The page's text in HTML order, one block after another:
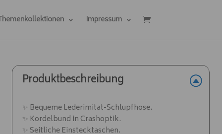
Impressum
Produktbeschreibung
✨ Bequeme Lederimitat-Schlupfhose.
✨ Kordelbund in Crashoptik.
✨ Seitliche Einstecktaschen.